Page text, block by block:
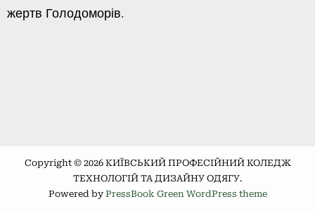
жертв Голодоморів.
Copyright © 2026 КИЇВСЬКИЙ ПРОФЕСІЙНИЙ КОЛЕДЖ
ТЕХНОЛОГІЙ ТА ДИЗАЙНУ ОДЯГУ.
Powered by PressBook Green WordPress theme